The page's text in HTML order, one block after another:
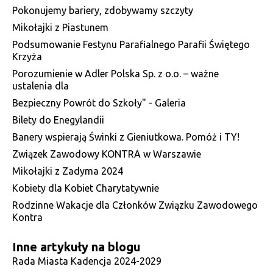
Pokonujemy bariery, zdobywamy szczyty
Mikołajki z Piastunem
Podsumowanie Festynu Parafialnego Parafii Świętego
Krzyża
Porozumienie w Adler Polska Sp. z o.o. – ważne
ustalenia dla
Bezpieczny Powrót do Szkoły" - Galeria
Bilety do Enegylandii
Banery wspierają Świnki z Gieniutkowa. Pomóż i TY!
Związek Zawodowy KONTRA w Warszawie
Mikołajki z Zadyma 2024
Kobiety dla Kobiet Charytatywnie
Rodzinne Wakacje dla Członków Związku Zawodowego
Kontra
Inne artykuły na blogu
Rada Miasta Kadencja 2024-2029